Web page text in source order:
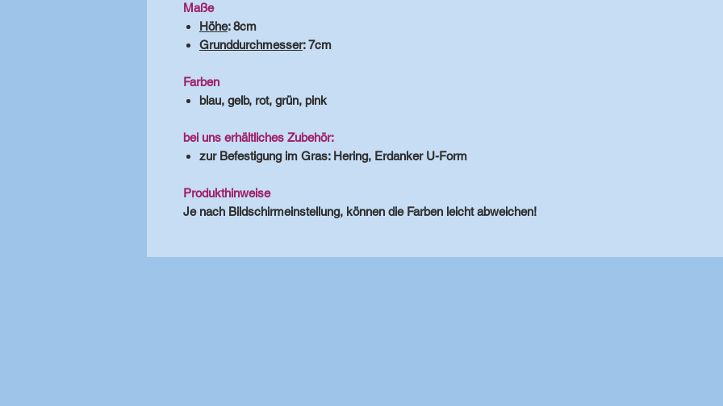
Maße
Höhe: 8cm
Grunddurchmesser: 7cm
Farben
blau, gelb, rot, grün, pink
bei uns erhältliches Zubehör:
zur Befestigung im Gras: Hering, Erdanker U-Form
Produkthinweise
Je nach Bildschirmeinstellung, können die Farben leicht abweichen!